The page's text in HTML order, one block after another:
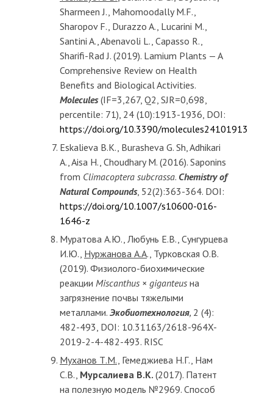
Sharmeen J., Mahomoodally M.F.,
Sharopov F., Durazzo A., Lucarini M.,
Santini A., Abenavoli L., Capasso R.,
Sharifi-Rad J. (2019). Lamium Plants — A
Comprehensive Review on Health
Benefits and Biological Activities.
Molecules(IF=3,267, Q2, SJR=0,698,
percentile: 71), 24 (10):1913-1936, DOI:
https://doi.org/10.3390/molecules24101913
Eskalieva B.K., Burasheva G. Sh, Adhikari
A., Aisa H., Choudhary M. (2016). Saponins
from Climacoptera subcrassa. Chemistry of
Natural Compounds, 52(2):363-364. DOI:
https://doi.org/10.1007/s10600-016-
1646-z
Муратова А.Ю., Любунь Е.В., Сунгурцева
И.Ю., Нуржанова А.А., Турковская О.В.
(2019). Физиолого-биохимические
реакции Miscanthus × giganteus на
загрязнение почвы тяжелыми
металлами. Экобиотехнология, 2 (4):
482-493, DOI: 10.31163/2618-964X-
2019-2-4-482-493. RISC
Муханов Т.М., Гемеджиева Н.Г., Нам
С.В., Мурсалиева В.К. (2017). Патент
на полезную модель №2969. Способ